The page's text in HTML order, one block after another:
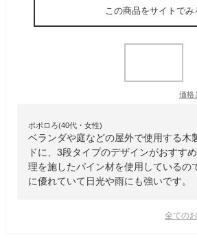
この商品をサイトでみ
価格
ポポロろ(40代・女性)
ベランダや庭などの屋外で使用する木
ドに、3段タイプのデザインがおすす
理を施したパイン材を使用しているの
に優れていて日光や雨にも強いです。
全ての